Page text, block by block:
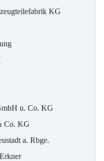
KG
u. Co. KG
Co. KG
a. Rbge.